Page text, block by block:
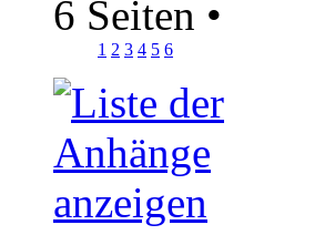
6 Seiten •
1 2 3 4 5 6